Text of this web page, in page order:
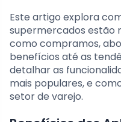
Este artigo explora
supermercados estão
como compramos,
benefícios até as
detalhar as
mais populares, e
setor de varejo.